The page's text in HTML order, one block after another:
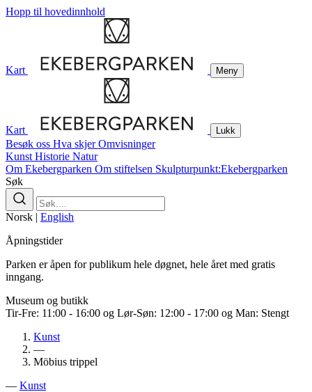
Hopp til hovedinnhold
Kart Meny
Kart Lukk
Besøk oss Hva skjerOmvisninger
Kunst Historie Natur
Om Ekebergparken Om stiftelsen Skulpturpunkt:Ekebergparken
Søk
Norsk | English
Åpningstider
Parken er åpen for publikum hele døgnet, hele året med gratis
inngang.
Museum og butikk
Tir-Fre: 11:00 - 16:00 og Lør-Søn: 12:00 - 17:00 og Man: Stengt
Kunst
—
Möbius trippel
— Kunst